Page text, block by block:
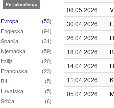
Po takmičenju
Evropa
(53)
Engleska
(94)
Španija
(31)
Njemačka
(59)
Italija
(20)
Francuska
(23)
BIH
(5)
Hrvatska
(5)
Srbija
(6)
08.05.2026
30.04.2026
26.04.2026
18.04.2026
14.04.2026
11.04.2026
05.04.2026